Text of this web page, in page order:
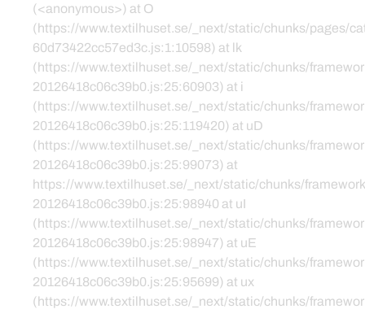
(<anonymous>) at O
(https://www.textilhuset.se/_next/static/chunks/pages/
60d73422cc57ed3c.js:1:10598) at lk
(https://www.textilhuset.se/_next/static/chunks/
20126418c06c39b0.js:25:60903) at i
(https://www.textilhuset.se/_next/static/chunks/
20126418c06c39b0.js:25:119420) at uD
(https://www.textilhuset.se/_next/static/chunks/
20126418c06c39b0.js:25:99073) at
https://www.textilhuset.se/_next/static/chunks/
20126418c06c39b0.js:25:98940 at uI
(https://www.textilhuset.se/_next/static/chunks/
20126418c06c39b0.js:25:98947) at uE
(https://www.textilhuset.se/_next/static/chunks/
20126418c06c39b0.js:25:95699) at ux
(https://www.textilhuset.se/_next/static/chunks/